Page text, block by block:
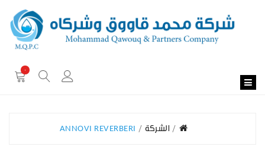
0
الشركة ANNOVI REVERBERI